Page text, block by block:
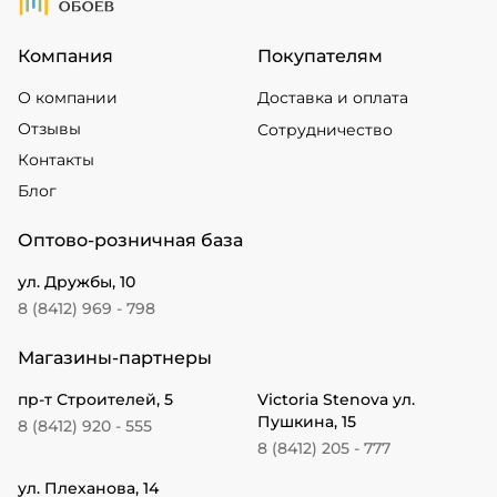
Компания
О компании
Отзывы
Контакты
Блог
Покупателям
Доставка и оплата
Сотрудничество
Оптово-розничная база
ул. Дружбы, 10
8 (8412) 969 - 798
Магазины-партнеры
пр-т Строителей, 5
8 (8412) 920 - 555
Victoria Stenova ул.
Пушкина, 15
8 (8412) 205 - 777
ул. Плеханова, 14